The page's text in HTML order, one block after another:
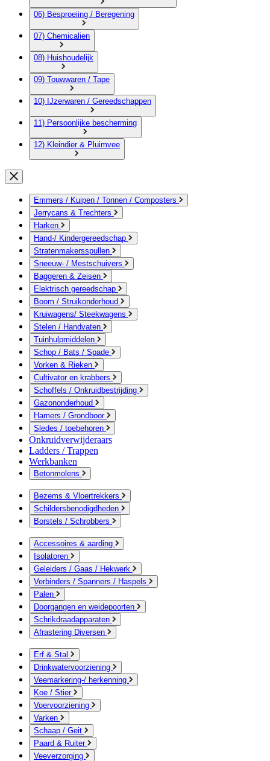
06) Besproeiing / Beregening
07) Chemicalien
08) Huishoudelijk
09) Touwwaren / Tape
10) IJzerwaren / Gereedschappen
11) Persoonlijke bescherming
12) Kleindier & Pluimvee
Emmers / Kuipen / Tonnen / Composters
Jerrycans & Trechters
Harken
Hand-/ Kindergereedschap
Stratenmakersspullen
Sneeuw- / Mestschuivers
Baggeren & Zeisen
Elektrisch gereedschap
Boom / Struikonderhoud
Kruiwagens/ Steekwagens
Stelen / Handvaten
Tuinhulpmiddelen
Schop / Bats / Spade
Vorken & Rieken
Cultivator en krabbers
Schoffels / Onkruidbestrijding
Gazononderhoud
Hamers / Grondboor
Sledes / toebehoren
Onkruidverwijderaars
Ladders / Trappen
Werkbanken
Betonmolens
Bezems & Vloertrekkers
Schildersbenodigdheden
Borstels / Schrobbers
Accessoires & aarding
Isolatoren
Geleiders / Gaas / Hekwerk
Verbinders / Spanners / Haspels
Palen
Doorgangen en weidepoorten
Schrikdraadapparaten
Afrastering Diversen
Erf & Stal
Drinkwatervoorziening
Veemarkering-/ herkenning
Koe / Stier
Voervoorziening
Varken
Schaap / Geit
Paard & Ruiter
Veeverzorging